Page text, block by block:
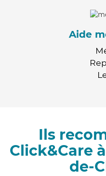
Aide
Ils
Click&Care
de-